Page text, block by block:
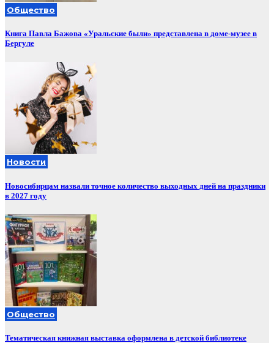
Общество
Книга Павла Бажова «Уральские были» представлена в доме-музее в
Бергуле
Новости
Новосибирцам назвали точное количество выходных дней на праздники
в 2027 году
Общество
Тематическая книжная выставка оформлена в детской библиотеке